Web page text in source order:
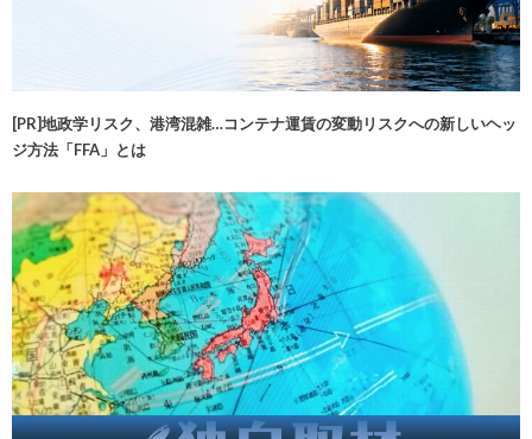
[PR]地政学リスク、港湾混雑…コンテナ運賃の変動リスクへの新しいヘッ
ジ方法「FFA」とは